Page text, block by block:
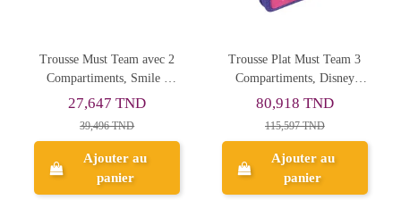
Trousse Plat Must Team 3
Compartiments, Disney
Minnie
80,918 TND
115,597 TND
Ajouter au
panier
Trousse Viquel Classic
Rouge - Réf.991782
24,181 TND
Aperçu